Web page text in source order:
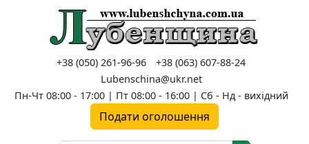
+38 (050) 261-96-96
+38 (063) 607-88-24
Lubenschina@ukr.net
Пн-Чт 08:00 - 17:00 | Пт 08:00 - 16:00 | Сб - Нд - вихідний
Подати оголошення